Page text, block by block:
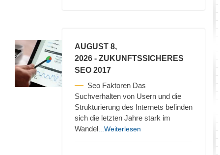
AUGUST 8,
2026 - ZUKUNFTSSICHERES
SEO 2017
Seo Faktoren Das
Suchverhalten von Usern und die
Strukturierung des Internets befinden
sich die letzten Jahre stark im
Wandel ...Weiterlesen